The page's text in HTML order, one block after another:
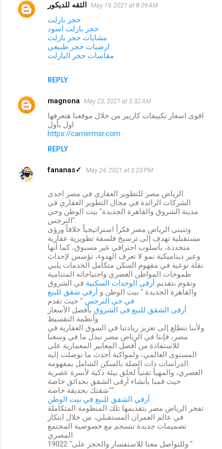
الثقه للديكور May 19, 2021 at 8:09 AM
حجر بازلت
حجر بازلت اسود
مشايات حجر بازلت
ارضيات حجر طبيعي
مقاسات حجر البازلت
REPLY
magnona May 23, 2021 at 3:32 AM
اقوى اسعار تكييفات كاريير من خلال موقعنا هتعرفها
اول بأول
https://carriermsr.com
REPLY
fananas✓ May 24, 2021 at 3:23 PM
الرياض مصر للتطوير العقاري في مصر احدى
الشركات الرائدة في مجال التطوير العقاري في
مدينة الشروق والقاهرة الجديدة" بيت الوطن وحي
النرجس".
وتتبنى الرياض مصر فكراً استراتيجياً خلاقاً ورؤى
مستقبلية تهدف إلى ترسيخ فلسفة تطويرية عقارية
متجددة، بأسلوب احترافي غير مسبوق، كما أنها
وعبر ديناميكية نمو لا تعرف الهدوء، تؤسس لإحداث
نقلة نوعية في مفهوم السكن متكامل الخدمات يلبي
طموحات المواطن العصري واحتياجاته المتنامية
وتقوم بتقديم أرقى الوحدات السكنية في الشروق
والقاهرة الجديدة " بيت الوطن و أرقي شقق للبيع
في حي النرجس " حيث تقدم
أرقى الشقق للبيع في الشروق بأفضل الأسعار
وأنظمة التقسيط
ولأننا نتطلع إلى تعزيز ريادتنا في السوق العقارية في
مصر، فإننا في الرياض مصر نبذل ما في وسعنا
للاستفادة من أفضل المعايير المعمارية على
المستوى العالمي، ولمواكبة أحدث ما توصلت إليه
الدراسات ذات الصلة بالسكن الشامل بمفهومه
العصري، والمهيأ تقنياً لخلق بيئة ذكية لأسرة عصرية
حيث قمنا بأنشاء أرقى الشقق بحدائق خاصة
"شقتك بحديقة خاصة".
أرقي الشقق للبيع في بيت الوطن
تفخر الرياض مصر بتقديمها تلك المنظومة المتكاملة
في عالم العمران المستقبلي، من خلال ابتكار
تصميمات جديدة تنسجم مع خصوصية المجتمع
وللتواصل معنا للاستفسار والحجز على" 19022 "